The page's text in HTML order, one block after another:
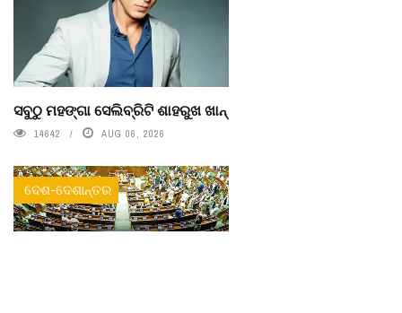
ସବୁଠୁ ମହଙ୍ଗା ସେଲିବ୍ରିଟି ଶାହରୁଖ ଖାନ୍
14642 AUG 06, 2026
ଦେଶ-ଦେଶାନ୍ତର